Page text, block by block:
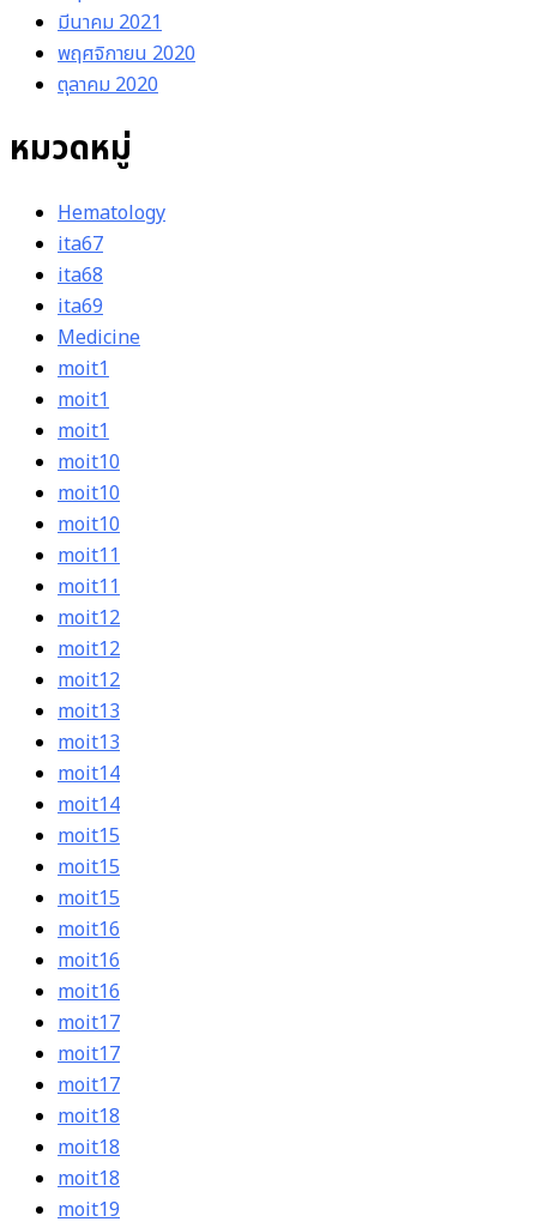
มีนาคม 2021
พฤศจิกายน 2020
ตุลาคม 2020
หมวดหมู่
Hematology
ita67
ita68
ita69
Medicine
moit1
moit1
moit1
moit10
moit10
moit10
moit11
moit11
moit12
moit12
moit12
moit13
moit13
moit14
moit14
moit15
moit15
moit15
moit16
moit16
moit16
moit17
moit17
moit17
moit18
moit18
moit18
moit19